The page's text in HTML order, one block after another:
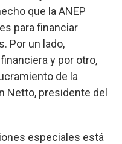
que la ANEP
para financiar
Por un lado,
y por otro,
de la
Netto, presidente del
especiales está